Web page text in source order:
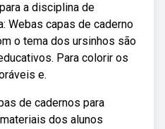
a disciplina de
Webas capas de caderno
o tema dos ursinhos são
Para colorir os
e.
de cadernos para
dos alunos